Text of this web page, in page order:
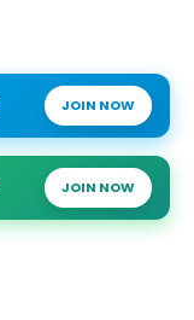
JOIN NOW
JOIN NOW